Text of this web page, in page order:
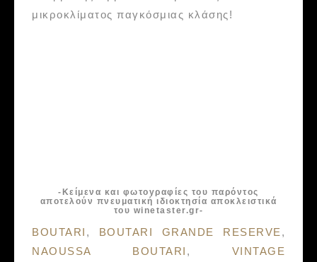
μικροκλίματος παγκόσμιας κλάσης!
-Κείμενα και φωτογραφίες του παρόντος
αποτελούν πνευματική ιδιοκτησία αποκλειστικά
του winetaster.gr-
Tags:
BOUTARI , BOUTARI GRANDE RESERVE ,
NAOUSSA BOUTARI , VINTAGE